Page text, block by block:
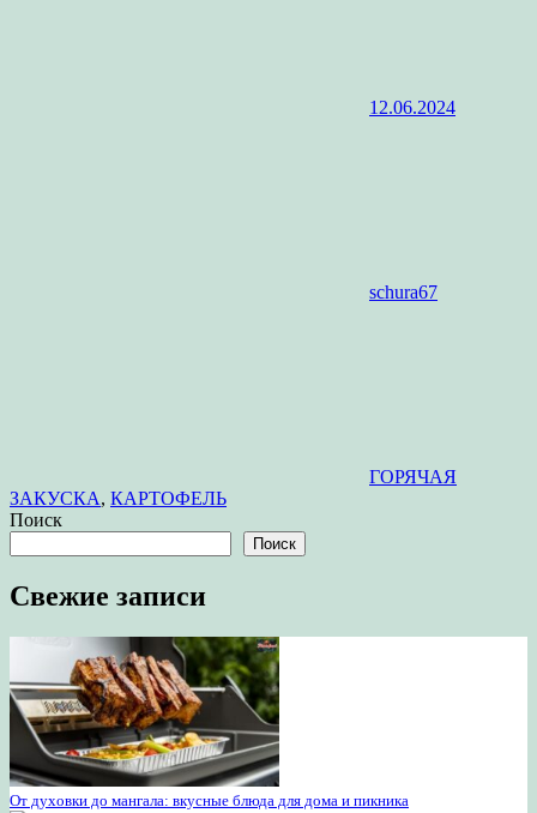
12.06.2024
schura67
ГОРЯЧАЯ
ЗАКУСКА, КАРТОФЕЛЬ
Поиск
Поиск
Свежие записи
От духовки до мангала: вкусные блюда для дома и пикника